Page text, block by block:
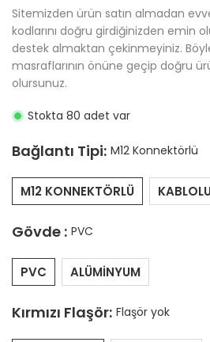
Sitemizden ürün satın almadan
kodlarını doğru girdiğinizden emin
destek almaktan çekinmeyiniz.
masraflarının önüne geçip doğru
olursunuz.
Stokta 80 adet var
Bağlantı Tipi: M12 Konnektörlü
M12 KONNEKTÖRLÜ
Gövde : PVC
PVC ALÜMİNYUM
Kırmızı Flaşör: Flaşör yok